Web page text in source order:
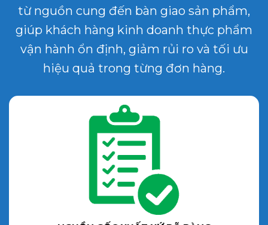
từ nguồn cung đến bàn giao sản phẩm,
giúp khách hàng kinh doanh thực phẩm
vận hành ổn định, giảm rủi ro và tối ưu
hiệu quả trong từng đơn hàng.